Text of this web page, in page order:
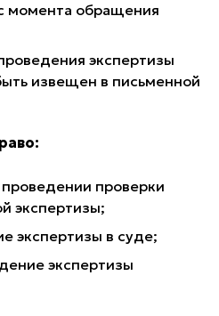
момента обращения
экспертизы
извещен в письменной
проведении проверки
экспертизы;
экспертизы в суде;
экспертизы